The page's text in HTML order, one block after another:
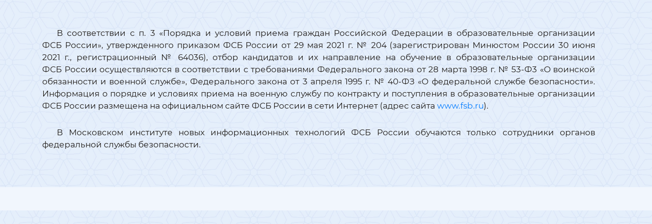
В соответствии с п. 3 «Порядка и условий приема граждан Российской Федерации в образовательные организации
ФСБ России», утвержденного приказом ФСБ России от 29 мая 2021 г. № 204 (зарегистрирован Минюстом России 30 июня
2021 г., регистрационный № 64036), отбор кандидатов и их направление на обучение в образовательные организации
ФСБ России осуществляются в соответствии с требованиями Федерального закона от 28 марта 1998 г. № 53-Ф3 «О воинской
обязанности и военной службе», Федерального закона от 3 апреля 1995 г. № 40-ФЗ «О федеральной службе безопасности».
Информация о порядке и условиях приема на военную службу по контракту и поступления в образовательные организации
ФСБ России размещена на официальном сайте ФСБ России в сети Интернет (адрес сайта www.fsb.ru).
В Московском институте новых информационных технологий ФСБ России обучаются только сотрудники органов
федеральной службы безопасности.